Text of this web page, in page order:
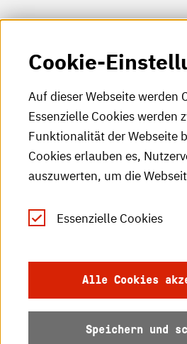
HKA-Shop
HKA-Videos
HKA-Podcast
HKA-Publikationen
RSS-Feed
Leichte Sprache
Datenschutz
Barrierefreiheit
Cookie-
Auf dieser Webseite werden
Essenzielle Cookies werden
Funktionalität der Webseite
Cookies erlauben es,
auszuwerten, um die
Essenzielle Cookies
Alle Cookies
Speichern und